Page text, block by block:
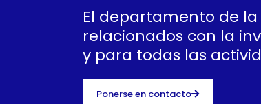
El departamento de
relacionados con la
y para todas las
Ponerse en contacto